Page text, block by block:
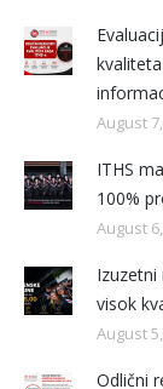
August
ITHS
100%
August
visok
August
Odlični